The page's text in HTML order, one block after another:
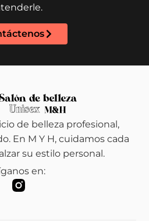
de belleza profesional,
En M Y H, cuidamos cada
su estilo personal.
en: